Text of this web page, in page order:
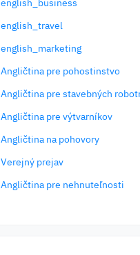
english_business
english_travel
english_marketing
Angličtina pre pohostinstvo
Angličtina pre stavebných
Angličtina pre výtvarníkov
Angličtina na pohovory
Verejný prejav
Angličtina pre nehnuteľnosti